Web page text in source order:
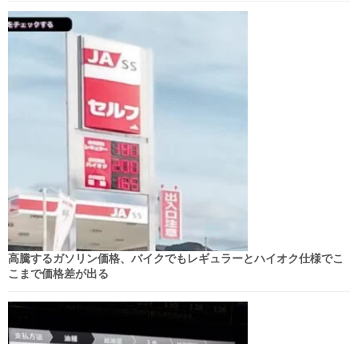
高騰するガソリン価格、バイクでもレギュラーとハイオク仕様でこ
こまで価格差が出る